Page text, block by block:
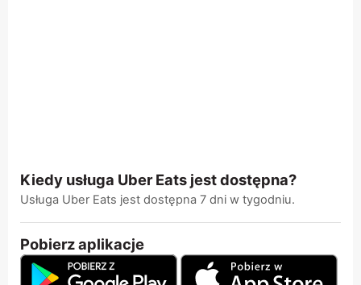
Kiedy usługa Uber Eats jest dostępna?
Usługa Uber Eats jest dostępna 7 dni w tygodniu.
Pobierz aplikacje